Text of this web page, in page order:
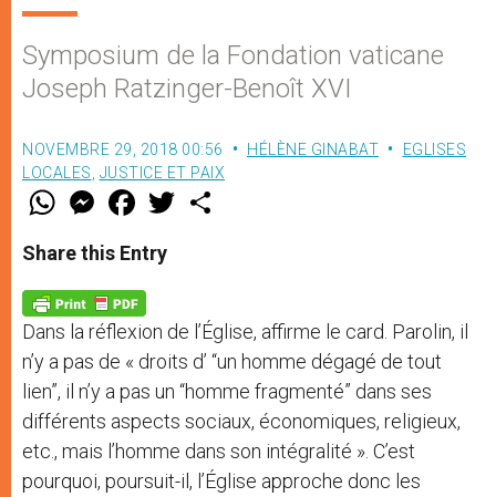
Symposium de la Fondation vaticane
Joseph Ratzinger-Benoît XVI
NOVEMBRE 29, 2018 00:56 HÉLÈNE GINABAT
EGLISES
LOCALES JUSTICE ET PAIX
W
t
s
p
p
M
e
s
e
g
e
r
F
a
e
b
o
k
w
Share this Entry
Dans la réflexion de l’Église, affirme le card. Parolin, il
n’y a pas de « droits d’ “un homme dégagé de tout
lien”, il n’y a pas un “homme fragmenté” dans ses
différents aspects sociaux, économiques, religieux,
etc., mais l’homme dans son intégralité ». C’est
pourquoi, poursuit-il, l’Église approche donc les